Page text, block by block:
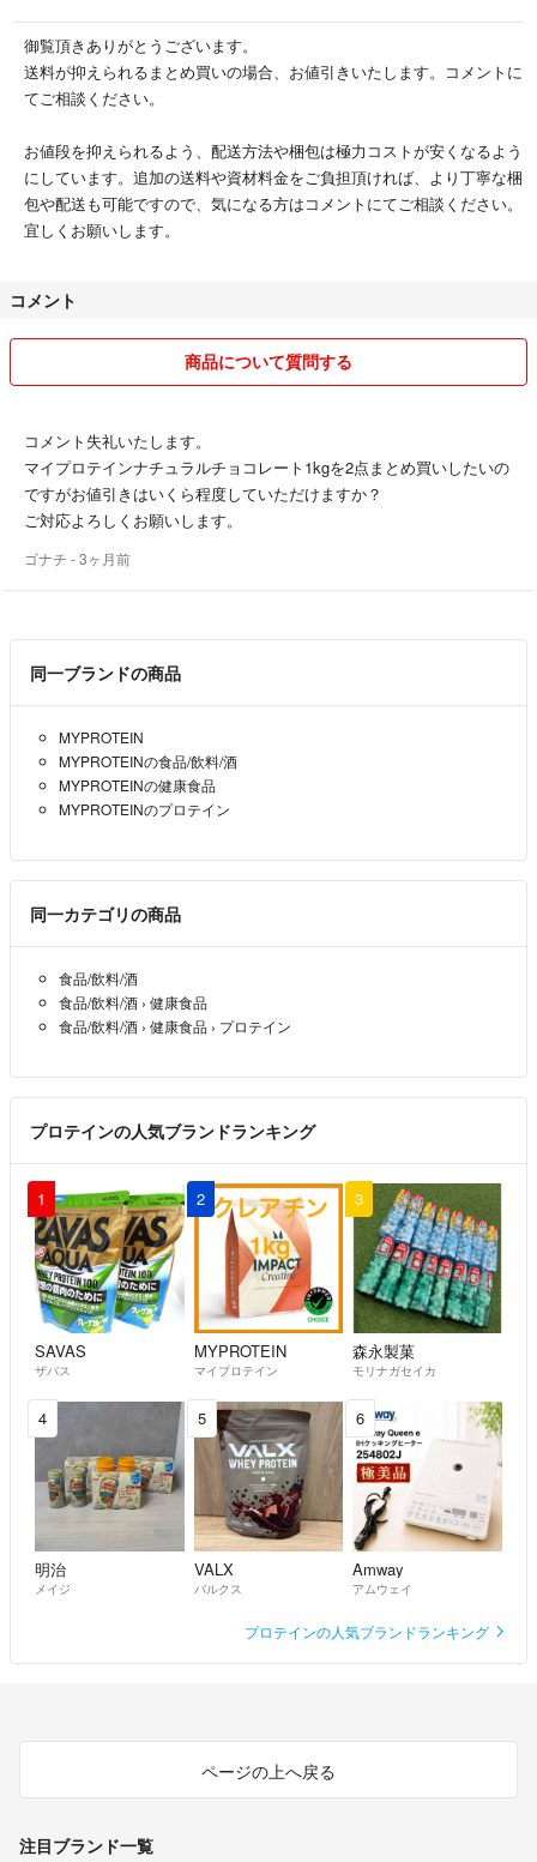
御覧頂きありがとうございます。
送料が抑えられるまとめ買いの場合、お値引きいたします。コメントに
てご相談ください。
お値段を抑えられるよう、配送方法や梱包は極力コストが安くなるよう
にしています。追加の送料や資材料金をご負担頂ければ、より丁寧な梱
包や配送も可能ですので、気になる方はコメントにてご相談ください。
宜しくお願いします。
コメント
商品について質問する
コメント失礼いたします。
マイプロテインナチュラルチョコレート1kgを2点まとめ買いしたいの
ですがお値引きはいくら程度していただけますか？
ご対応よろしくお願いします。
ゴナチ - 3ヶ月前
同一ブランドの商品
MYPROTEIN
MYPROTEINの食品/飲料/酒
MYPROTEINの健康食品
MYPROTEINのプロテイン
同一カテゴリの商品
食品/飲料/酒
食品/飲料/酒 › 健康食品
食品/飲料/酒 › 健康食品 › プロテイン
プロテインの人気ブランドランキング
1
SAVAS
ザバス
2
MYPROTEIN
マイプロテイン
3
森永製菓
モリナガセイカ
4
明治
メイジ
5
VALX
バルクス
6
Amway
アムウェイ
プロテインの人気ブランドランキング
ページの上へ戻る
注目ブランド一覧